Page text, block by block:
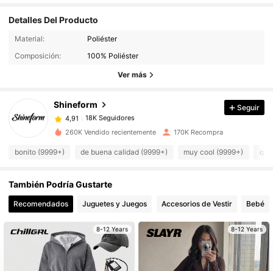
Detalles Del Producto
Material:
Poliéster
Composición:
100% Poliéster
Ver más
Shineform
18K Seguidores
18K Seguidores
4,91
18K Seguidores
18K Seguidores
18K Seguidores
4,91 18K Seguidores
4,91 18K Seguidores
Seguir
260K Vendido recientemente 170K Recompra
bonito (9999+) de buena calidad (9999+) muy cool (9999+)
También Podría Gustarte
Recomendados Juguetes y Juegos Accesorios de Vestir Bebé
8-12 Years 8-12 Years